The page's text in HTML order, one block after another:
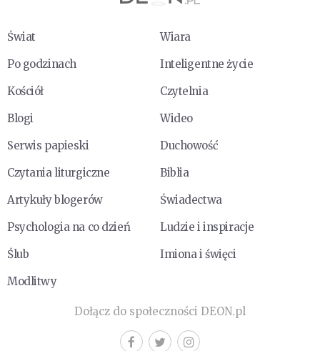
Świat
Wiara
Po godzinach
Inteligentne życie
Kościół
Czytelnia
Blogi
Wideo
Serwis papieski
Duchowość
Czytania liturgiczne
Biblia
Artykuły blogerów
Świadectwa
Psychologia na co dzień
Ludzie i inspiracje
Ślub
Imiona i święci
Modlitwy
Dołącz do społeczności DEON.pl